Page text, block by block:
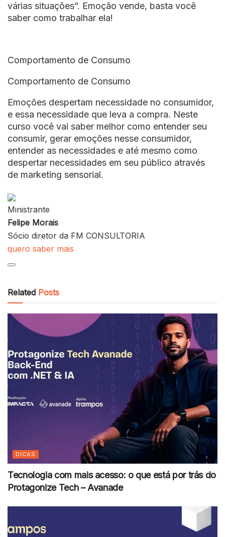
várias situações”. Emoção vende, basta você
saber como trabalhar ela!
Comportamento de Consumo
Comportamento de Consumo
Emoções despertam necessidade no consumidor,
e essa necessidade que leva a compra. Neste
curso você vai saber melhor como entender seu
consumir, gerar emoções nesse consumidor,
entender as necessidades e até mesmo como
despertar necessidades em seu público através
de marketing sensorial.
Ministrante
Felipe Morais
Sócio diretor da FM CONSULTORIA
quero saber mais
Related Posts
DICAS
Tecnologia com mais acesso: o que está por trás do
Protagonize Tech – Avanade